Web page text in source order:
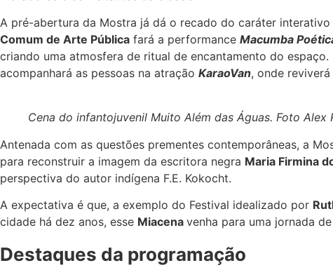
A pré-abertura da Mostra já dá o recado do caráter
Comum de Arte Pública fará a performance Macumba
criando uma atmosfera de ritual de encantamento do
acompanhará as pessoas na atração KaraoVan, onde
Cena do infantojuvenil Muito Além das Águas. Foto Alex
Antenada com as questões prementes contemporâneas, a
para reconstruir a imagem da escritora negra Maria Firmina
perspectiva do autor indígena F.E. Kokocht.
A expectativa é que, a exemplo do Festival idealizado por
cidade há dez anos, esse Miacena venha para uma jornada
Destaques da programação